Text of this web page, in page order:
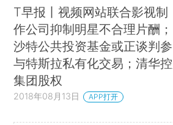
T早报丨视频网站联合影视制
作公司抑制明星不合理片酬；
沙特公共投资基金或正谈判参
与特斯拉私有化交易；清华
集团股权
2018年08月13日 APP打开